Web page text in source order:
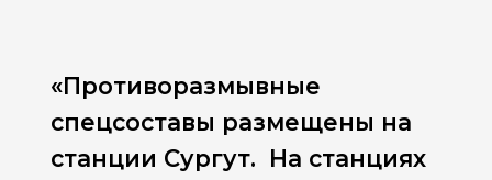
«Противоразмывные
спецсоставы размещены на
станции Сургут. На станциях